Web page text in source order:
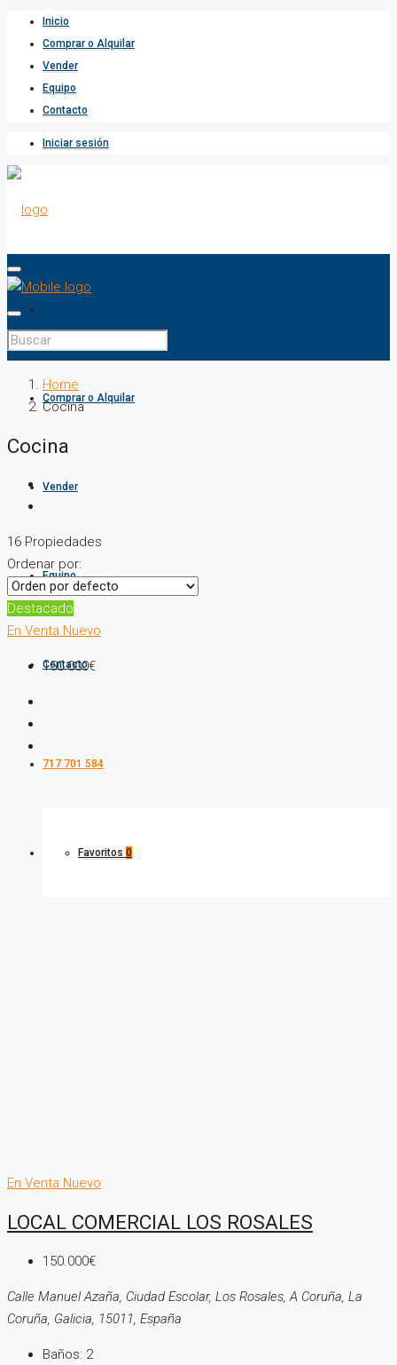
Inicio
Comprar o Alquilar
Vender
Equipo
Contacto
Iniciar sesión
Comprar o Alquilar
Vender
Equipo
Contacto
717 701 584
Favoritos 0
Home
Cocina
Cocina
16 Propiedades
Ordenar por:
Destacado
En Venta Nuevo
150.000€
En Venta Nuevo
LOCAL COMERCIAL LOS ROSALES
150.000€
Calle Manuel Azaña, Ciudad Escolar, Los Rosales, A Coruña, La
Coruña, Galicia, 15011, España
Baños: 2